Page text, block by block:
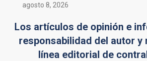
agosto 8, 2026
Los artículos de opinión e
responsabilidad del autor y
línea editorial de